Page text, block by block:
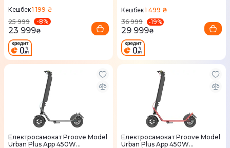
Кешбек1 199 ₴
25 999
-8%
23 999₴
Кешбек1 499 ₴
36 999
-19%
29 999₴
Електросамокат Proove Model
Urban Plus App 450W
Електросамокат Proove Model
Urban Plus App 450W